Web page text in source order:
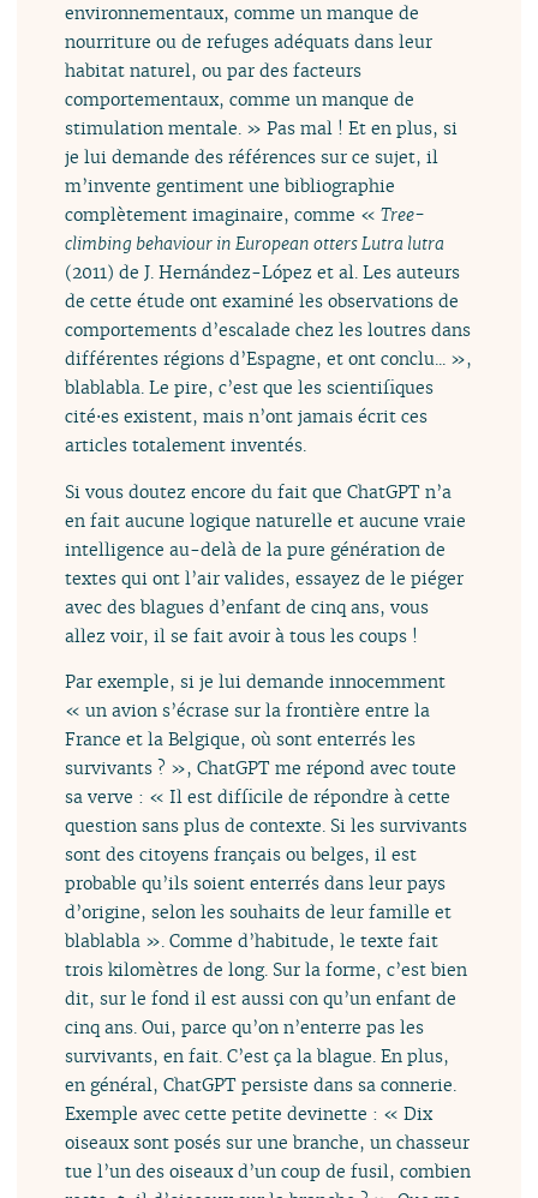
environnementaux, comme un manque de
nourriture ou de refuges adéquats dans leur
habitat naturel, ou par des facteurs
comportementaux, comme un manque de
stimulation mentale. » Pas mal ! Et en plus, si
je lui demande des références sur ce sujet, il
m’invente gentiment une bibliographie
complètement imaginaire, comme «Tree-
climbing behaviour in European otters Lutra lutra
(2011) de J. Hernández-López et al. Les auteurs
de cette étude ont examiné les observations de
comportements d’escalade chez les loutres dans
différentes régions d’Espagne, et ont conclu... »,
blablabla. Le pire, c’est que les scientifiques
cité⋅es existent, mais n’ont jamais écrit ces
articles totalement inventés.
Si vous doutez encore du fait que ChatGPT n’a
en fait aucune logique naturelle et aucune vraie
intelligence au-delà de la pure génération de
textes qui ont l’air valides, essayez de le piéger
avec des blagues d’enfant de cinq ans, vous
allez voir, il se fait avoir à tous les coups !
Par exemple, si je lui demande innocemment
« un avion s’écrase sur la frontière entre la
France et la Belgique, où sont enterrés les
survivants ? », ChatGPT me répond avec toute
sa verve : « Il est difficile de répondre à cette
question sans plus de contexte. Si les survivants
sont des citoyens français ou belges, il est
probable qu’ils soient enterrés dans leur pays
d’origine, selon les souhaits de leur famille et
blablabla ». Comme d’habitude, le texte fait
trois kilomètres de long. Sur la forme, c’est bien
dit, sur le fond il est aussi con qu’un enfant de
cinq ans. Oui, parce qu’on n’enterre pas les
survivants, en fait. C’est ça la blague. En plus,
en général, ChatGPT persiste dans sa connerie.
Exemple avec cette petite devinette : « Dix
oiseaux sont posés sur une branche, un chasseur
tue l’un des oiseaux d’un coup de fusil, combien